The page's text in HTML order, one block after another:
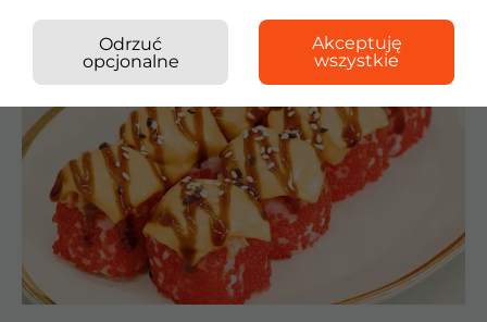
Odrzuć
opcjonalne
Akceptuję
wszystkie
Sałatka z krewetkami i parmesanem KG
Gyoza z kurczakiem i sosem Unagi
Gunkany z tunczykiem spicy
Królewski Pieczony